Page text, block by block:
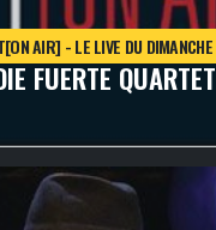
AIR] - LE LIVE DU DIMANCHE
FUERTE QUARTET
Informations